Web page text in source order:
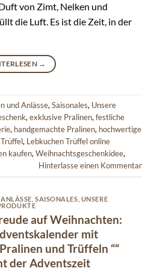
von Zimt, Nelken und
die Luft. Es ist die Zeit, in der
→
und Anlässe,Saisonales, Unsere
,exklusive Pralinen,festliche
, handgemachte Pralinen, hochwertige
, Lebkuchen Trüffel online
kaufen,Weihnachtsgeschenkidee,
Hinterlasse einen Kommentar
SAISONALES UNSERE
auf Weihnachten:
mit
und Trüffeln ““
der Adventszeit